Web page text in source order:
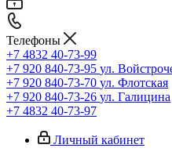
Телефоны
+7 4832 40-73-99
+7 920 840-73-95 ул.
+7 920 840-73-70 ул. Флотская
+7 920 840-73-26 ул. Галицина
+7 4832 40-73-97
Личный кабинет